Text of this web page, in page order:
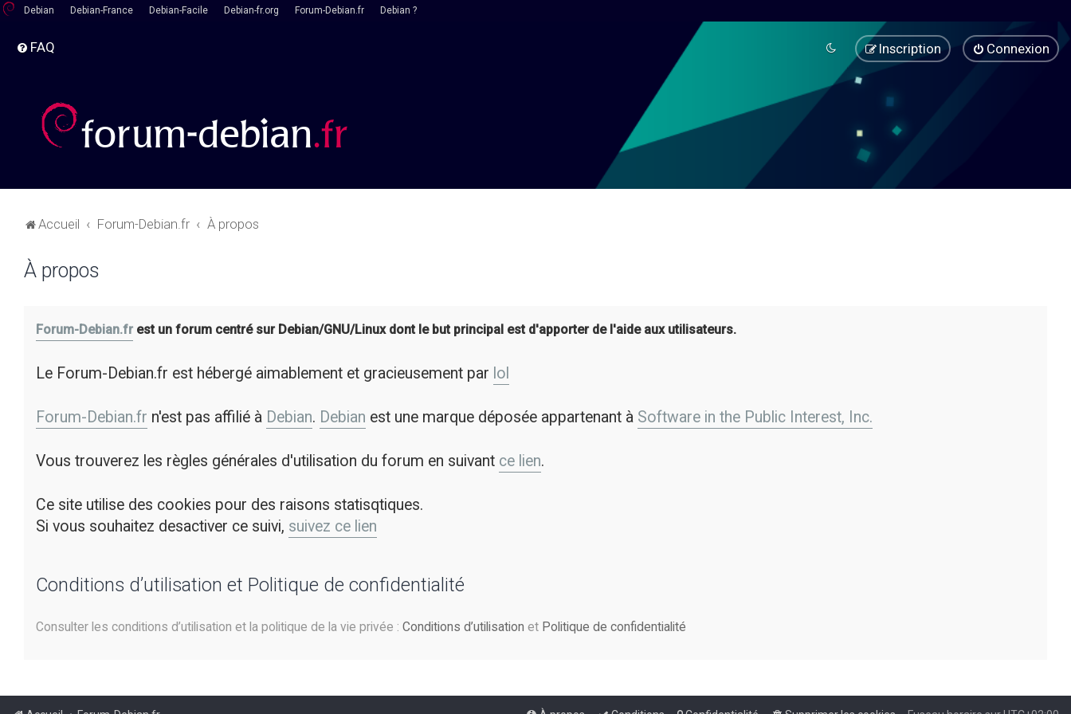
Debian Debian-France Debian-Facile Debian-fr.org Forum-Debian.fr Debian ?
FAQ Connexion
Inscription
Accueil Forum-Debian.fr À propos
À propos
Forum-Debian.fr est un forum centré sur Debian/GNU/Linux dont le but principal est d'apporter de l'aide aux utilisateurs.
Le Forum-Debian.fr est hébergé aimablement et gracieusement par lol
Forum-Debian.fr n'est pas affilié à Debian. Debian est une marque déposée appartenant à Software in the Public Interest, Inc.
Vous trouverez les règles générales d'utilisation du forum en suivant ce lien.
Ce site utilise des cookies pour des raisons statisqtiques.
Si vous souhaitez desactiver ce suivi, suivez ce lien
Conditions d’utilisation et Politique de confidentialité
Consulter les conditions d’utilisation et la politique de la vie privée : Conditions d’utilisation et Politique de confidentialité